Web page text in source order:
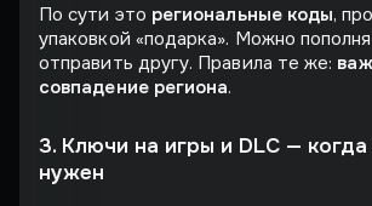
По сути это региональные коды,
упаковкой «подарка». Можно
отправить другу. Правила те же:
совпадение региона.
3. Ключи на игры и DLC —
нужен